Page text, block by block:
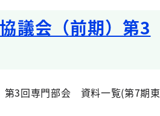
議会（前期）第3
第3回専門部会 資料一覧(第7期東